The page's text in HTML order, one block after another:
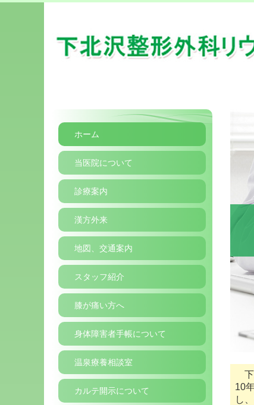
ホーム
当医院について
診療案内
漢方外来
地図、交通案内
スタッフ紹介
膝が痛い方へ
身体障害者手帳について
温泉療養相談室
カルテ開示について
下
10
し